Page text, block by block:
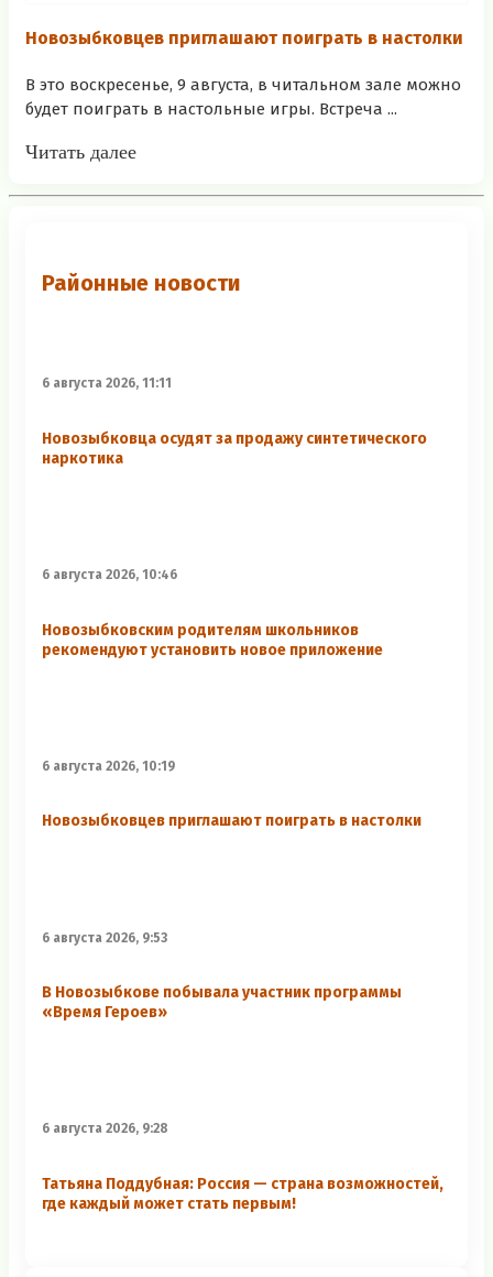
Новозыбковцев приглашают поиграть в настолки
В это воскресенье, 9 августа, в читальном зале можно
будет поиграть в настольные игры. Встреча ...
Читать далее
Районные новости
6 августа 2026, 11:11
Новозыбковца осудят за продажу синтетического
наркотика
6 августа 2026, 10:46
Новозыбковским родителям школьников
рекомендуют установить новое приложение
6 августа 2026, 10:19
Новозыбковцев приглашают поиграть в настолки
6 августа 2026, 9:53
В Новозыбкове побывала участник программы
«Время Героев»
6 августа 2026, 9:28
Татьяна Поддубная: Россия — страна возможностей,
где каждый может стать первым!